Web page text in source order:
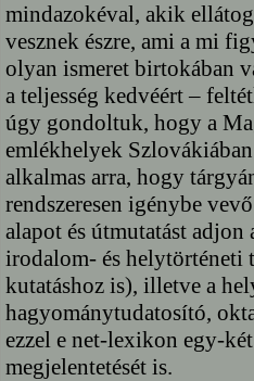
mindazokéval, akik
vesznek észre, ami a mi
olyan ismeret birtokában
a teljesség kedvéért –
úgy gondoltuk, hogy a
emlékhelyek
alkalmas arra, hogy
rendszeresen igénybe
alapot és útmutatást
irodalom- és helytörténeti
kutatáshoz is), illetve a
hagyománytudatosító,
ezzel e net-lexikon egy-
megjelentetését is.